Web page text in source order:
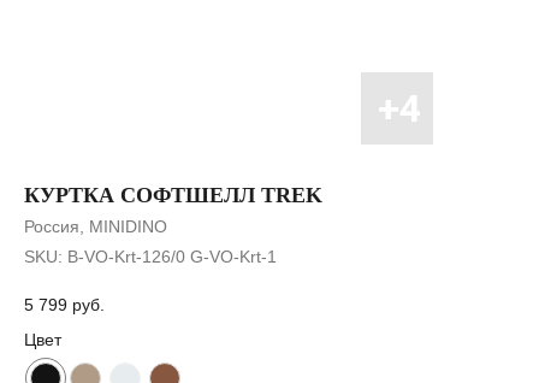
КУРТКА СОФТШЕЛЛ TREK
Россия, MINIDINO
SKU: B-VO-Krt-126/0 G-VO-Krt-1
5 799 руб.
Цвет